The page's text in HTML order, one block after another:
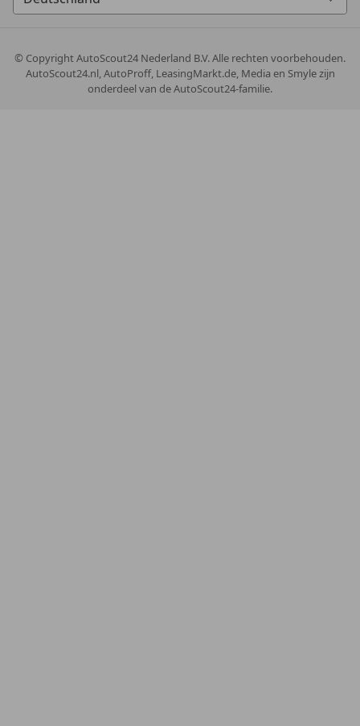
© CopyrightAutoScout24 Nederland B.V. Alle rechten voorbehouden.
AutoScout24.nl, AutoProff, LeasingMarkt.de, Media en Smyle zijn
onderdeel van de AutoScout24-familie.